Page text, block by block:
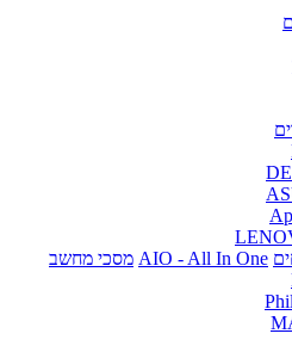
AIO - All In One מסכי מחשב